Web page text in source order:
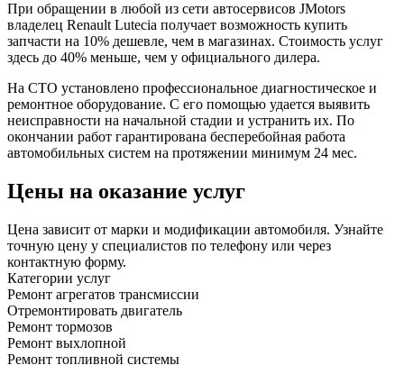
При обращении в любой из сети автосервисов JMotors
владелец Renault Lutecia получает возможность купить
запчасти на 10% дешевле, чем в магазинах. Стоимость услуг
здесь до 40% меньше, чем у официального дилера.
На СТО установлено профессиональное диагностическое и
ремонтное оборудование. С его помощью удается выявить
неисправности на начальной стадии и устранить их. По
окончании работ гарантирована бесперебойная работа
автомобильных систем на протяжении минимум 24 мес.
Цены на оказание услуг
Цена зависит от марки и модификации автомобиля. Узнайте
точную цену у специалистов по телефону или через
контактную форму.
Категории услуг
Ремонт агрегатов трансмиссии
Отремонтировать двигатель
Ремонт тормозов
Ремонт выхлопной
Ремонт топливной системы